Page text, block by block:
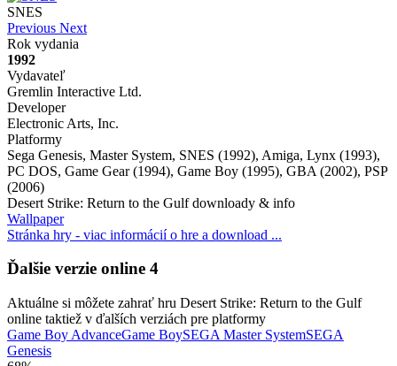
SNES
Previous Next
Rok vydania
1992
Vydavateľ
Gremlin Interactive Ltd.
Developer
Electronic Arts, Inc.
Platformy
Sega Genesis, Master System, SNES (1992), Amiga, Lynx (1993),
PC DOS, Game Gear (1994), Game Boy (1995), GBA (2002), PSP
(2006)
Desert Strike: Return to the Gulf downloady & info
Wallpaper
Stránka hry - viac informácií o hre a download ...
Ďalšie verzie online 4
Aktuálne si môžete zahrať hru Desert Strike: Return to the Gulf
online taktiež v ďalších verziách pre platformy
Game Boy AdvanceGame BoySEGA Master SystemSEGA
Genesis